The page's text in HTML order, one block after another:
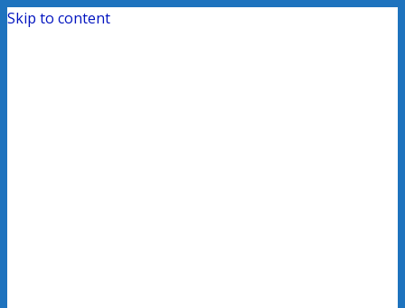
Skip to content